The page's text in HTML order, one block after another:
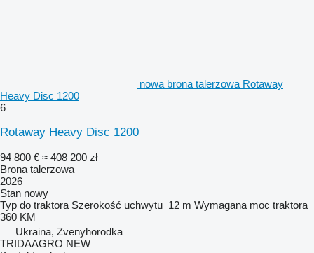
nowa brona talerzowa Rotaway
Heavy Disc 1200
6
Rotaway Heavy Disc 1200
94 800 € ≈ 408 200 zł
Brona talerzowa
2026
Stan nowy
Typ do traktora Szerokość uchwytu 12 m Wymagana moc traktora
360 KM
Ukraina, Zvenyhorodka
TRIDAAGRO NEW